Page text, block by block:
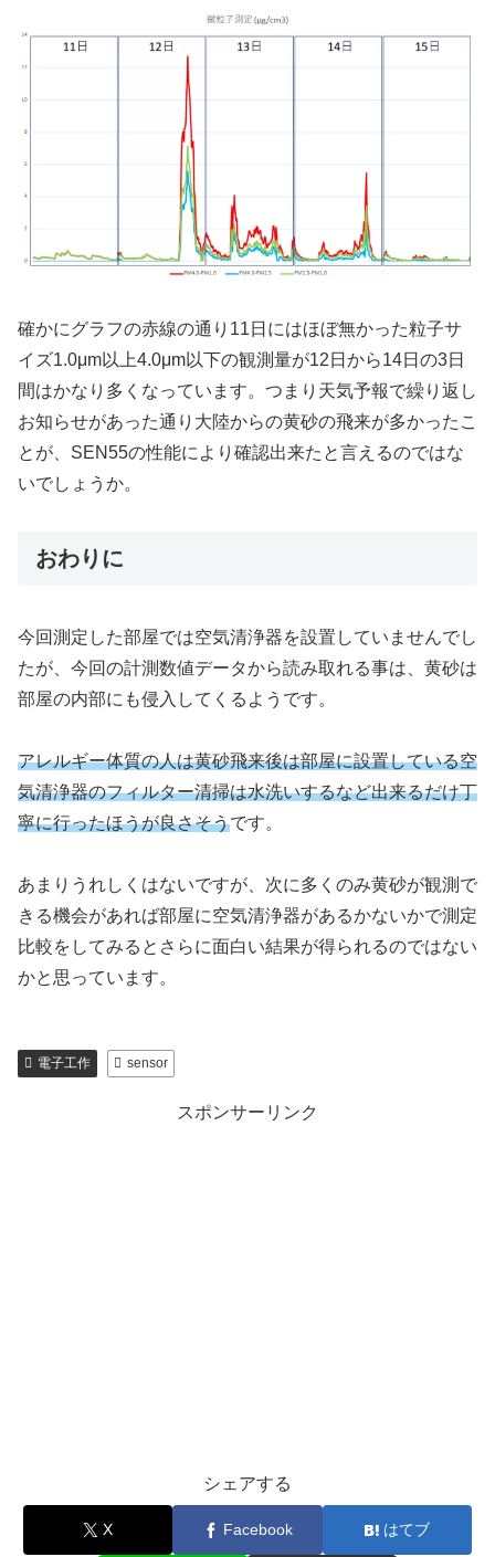
確かにグラフの赤線の通り11日にはほぼ無かった粒子サ
イズ1.0μm以上4.0μm以下の観測量が12日から14日の3日
間はかなり多くなっています。つまり天気予報で繰り返し
お知らせがあった通り大陸からの黄砂の飛来が多かったこ
とが、SEN55の性能により確認出来たと言えるのではな
いでしょうか。
おわりに
今回測定した部屋では空気清浄器を設置していませんでし
たが、今回の計測数値データから読み取れる事は、黄砂は
部屋の内部にも侵入してくるようです。
アレルギー体質の人は黄砂飛来後は部屋に設置している空
気清浄器のフィルター清掃は水洗いするなど出来るだけ丁
寧に行ったほうが良さそうです。
あまりうれしくはないですが、次に多くのみ黄砂が観測で
きる機会があれば部屋に空気清浄器があるかないかで測定
比較をしてみるとさらに面白い結果が得られるのではない
かと思っています。
電子工作 sensor
スポンサーリンク
シェアする
X Facebook はてブ